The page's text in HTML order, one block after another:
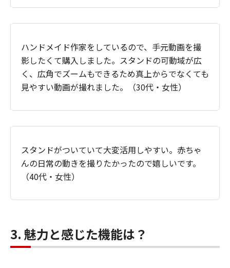
ハンドメイド作家をしているので、手元動画を撮
影したくて購入しました。スタンドの可動域が広
く、広角でズームもできるため真上からでなくても
見やすい動画が撮れました。（30代・女性）
スタンドがついていて大変活用しやすい。赤ちゃ
んの日常の動きを撮りたかったので嬉しいです。
（40代・女性）
3. 魅力と感じた機能は？